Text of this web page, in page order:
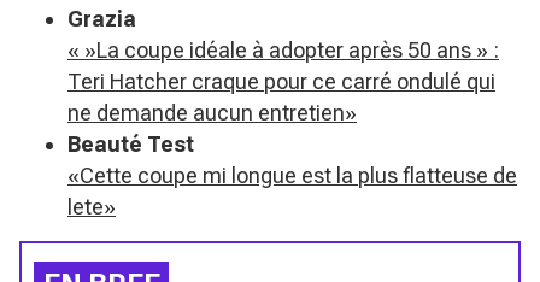
Grazia
« »La coupe idéale à adopter après 50 ans » :
Teri Hatcher craque pour ce carré ondulé qui
ne demande aucun entretien»
Beauté Test
«Cette coupe mi longue est la plus flatteuse de
lete»